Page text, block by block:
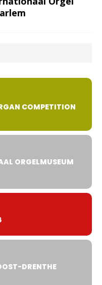
COMPETITION
ORGELMUSEUM
DRENTHE